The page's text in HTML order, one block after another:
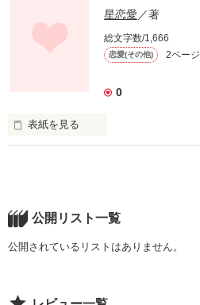
星恋愛 ／著
総文字数/1,666
恋愛(その他) 2ページ
0
表紙を見る
公開リスト一覧
公開されているリストはありません。